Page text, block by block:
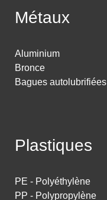
Métaux
Aluminium
Bronce
Bagues autolubrifiées
Plastiques
PE - Polyéthylène
PP - Polypropylène